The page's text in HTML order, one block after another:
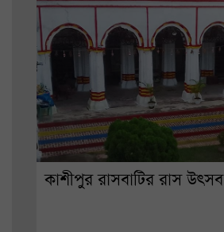
কাশীপুর রাসবাটির রাস উৎসব